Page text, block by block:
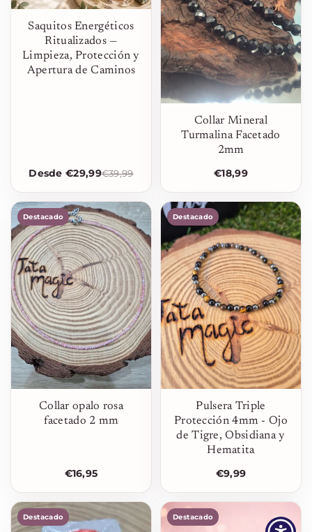
Saquitos Energéticos
Ritualizados —
Limpieza, Protección y
Apertura de Caminos
Desde €29,99€39,99
Collar Mineral
Turmalina Facetado
2mm
€18,99
Destacado
Collar opalo rosa
facetado 2 mm
€16,95
Destacado
Pulsera Triple
Protección 4mm - Ojo
de Tigre, Obsidiana y
Hematita
€9,99
Destacado Destacado